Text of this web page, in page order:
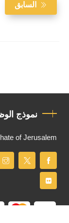
السابق
نموذج
of Jerusalem